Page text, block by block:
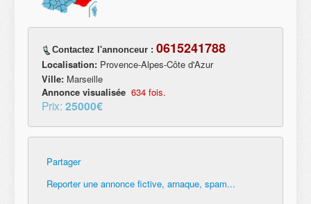
Contactez l'annonceur : 0615241788
Localisation: Provence-Alpes-Côte d'Azur
Ville: Marseille
Annonce visualisée 634 fois.
Prix: 25000€
Partager
Reporter une annonce fictive, arnaque, spam...